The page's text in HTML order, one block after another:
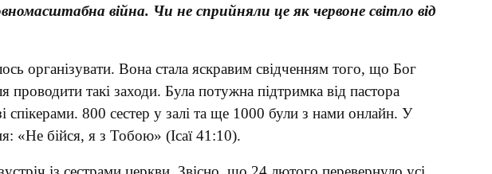
війна. Чи не сприйняли це як червоне світло від
організувати. Вона стала яскравим свідченням того, що Бог
такі заходи. Була потужна підтримка від пастора
спікерами. 800 сестер у залі та ще 1000 були з нами онлайн. У
«Не бійся, я з Тобою» (Ісаї 41:10).